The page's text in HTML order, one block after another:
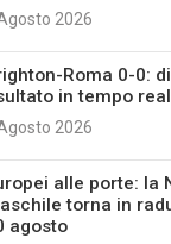
2026
Roma 0-0:
in tempo
2026
alle porte: la
torna in
agosto